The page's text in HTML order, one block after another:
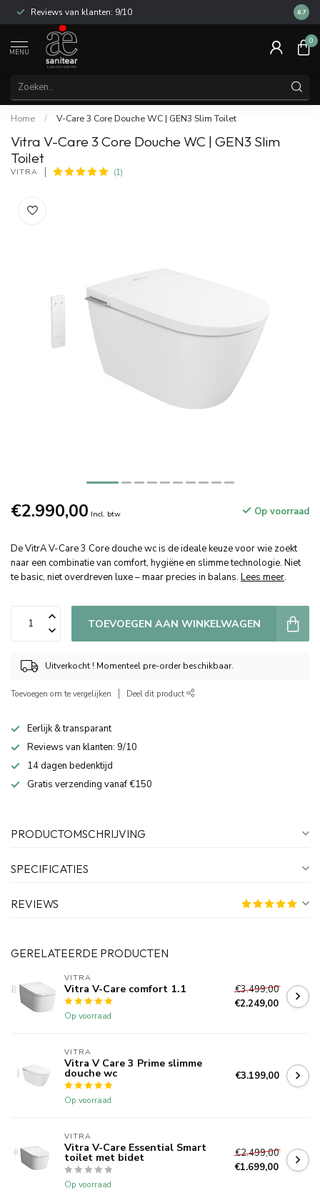
Reviews van klanten: 9/10 14
8.7
MENU
0
Home / V-Care 3 Core Douche WC | GEN3 Slim Toilet
Vitra V-Care 3 Core Douche WC | GEN3 Slim
Toilet
VITRA (1)
€2.990,00 Incl. btw Op voorraad
De VitrA V-Care 3 Core douche wc is de ideale keuze voor wie zoekt
naar een combinatie van comfort, hygiëne en slimme technologie. Niet
te basic, niet overdreven luxe – maar precies in balans. Lees meer.
TOEVOEGEN AAN WINKELWAGEN
Uitverkocht ! Momenteel pre-order beschikbaar.
Toevoegen om te vergelijken Deel dit product
Eerlijk & transparant
Reviews van klanten: 9/10
14 dagen bedenktijd
Gratis verzending vanaf €150
PRODUCTOMSCHRIJVING
SPECIFICATIES
REVIEWS
GERELATEERDE PRODUCTEN
VITRA
Vitra V-Care comfort 1.1
Op voorraad
€3.499,00
€2.249,00
VITRA
Vitra V Care 3 Prime slimme
douche wc
Op voorraad
€3.199,00
VITRA
Vitra V-Care Essential Smart
toilet met bidet
Op voorraad
€2.499,00
€1.699,00